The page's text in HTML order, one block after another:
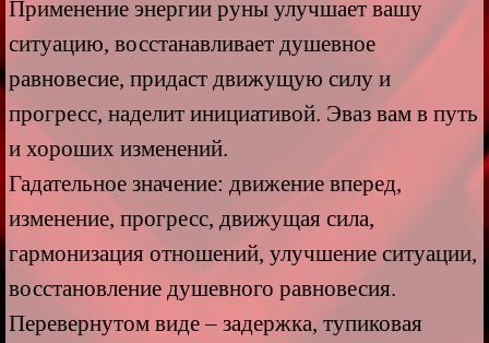
Применение энергии руны улучшает вашу
ситуацию, восстанавливает душевное
равновесие, придаст движущую силу и
прогресс, наделит инициативой. Эваз вам в путь
и хороших изменений.
Гадательное значение: движение вперед,
изменение, прогресс, движущая сила,
гармонизация отношений, улучшение ситуации,
восстановление душевного равновесия.
Перевернутом виде – задержка, тупиковая